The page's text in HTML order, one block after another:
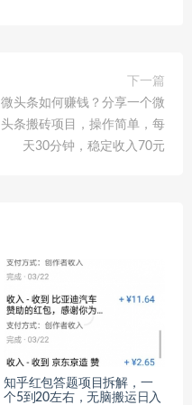
下一篇
微头条如何赚钱？分享一个微
头条搬砖项目，操作简单，每
天30分钟，稳定收入70元
知乎红包答题项目拆解，一
个5到20左右，无脑搬运日入